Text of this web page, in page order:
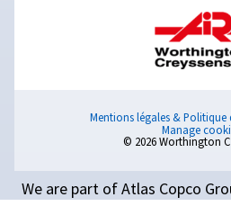
pièces
d’air : un
pratique